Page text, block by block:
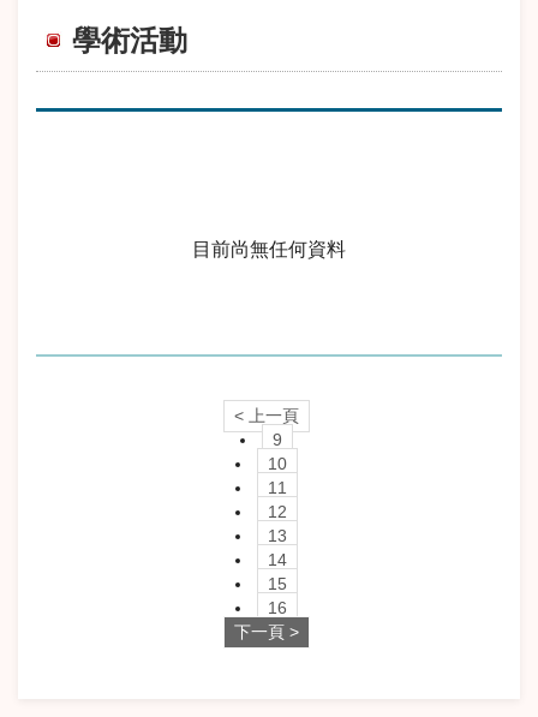
學術活動
目前尚無任何資料
< 上一頁
9
10
11
12
13
14
15
16
下一頁 >